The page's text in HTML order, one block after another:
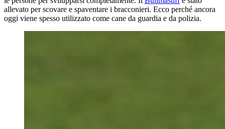
allevato per scovare e spaventare i bracconieri. Ecco perché ancora
oggi viene spesso utilizzato come cane da guardia e da polizia.